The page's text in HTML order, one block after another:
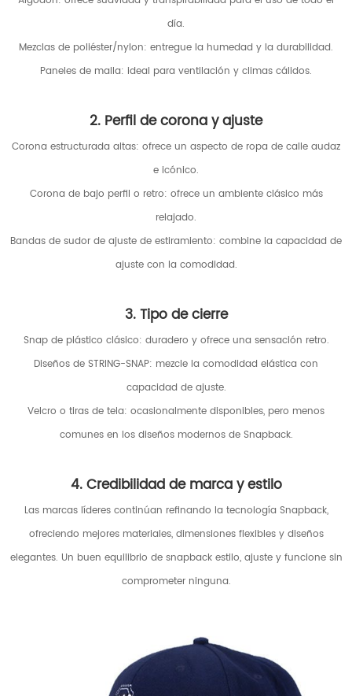
día.
Mezclas de poliéster/nylon: entregue la humedad y la durabilidad.
Paneles de malla: ideal para ventilación y climas cálidos.
2. Perfil de corona y ajuste
Corona estructurada altas: ofrece un aspecto de ropa de calle audaz
e icónico.
Corona de bajo perfil o retro: ofrece un ambiente clásico más
relajado.
Bandas de sudor de ajuste de estiramiento: combine la capacidad de
ajuste con la comodidad.
3. Tipo de cierre
Snap de plástico clásico: duradero y ofrece una sensación retro.
Diseños de STRING-SNAP: mezcle la comodidad elástica con
capacidad de ajuste.
Velcro o tiras de tela: ocasionalmente disponibles, pero menos
comunes en los diseños modernos de Snapback.
4. Credibilidad de marca y estilo
Las marcas líderes continúan refinando la tecnología Snapback,
ofreciendo mejores materiales, dimensiones flexibles y diseños
elegantes. Un buen equilibrio de snapback estilo, ajuste y funcione sin
comprometer ninguna.